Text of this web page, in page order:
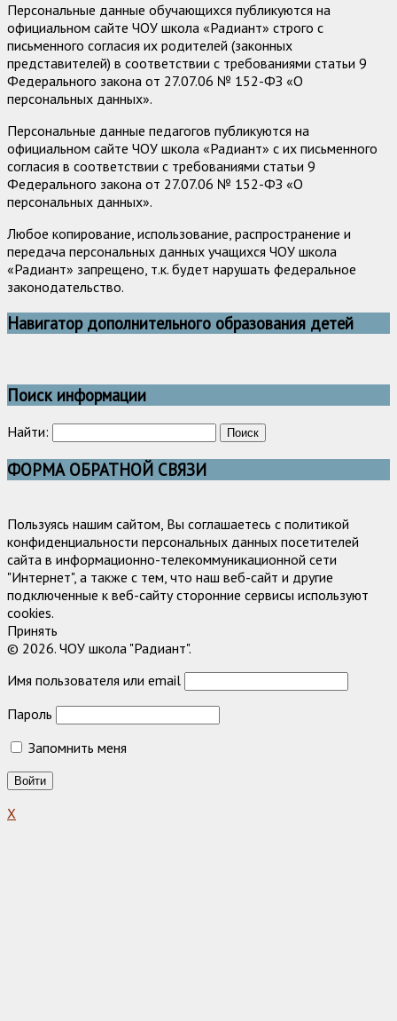
Персональные данные обучающихся публикуются на
официальном сайте ЧОУ школа «Радиант» строго с
письменного согласия их родителей (законных
представителей) в соответствии с требованиями статьи 9
Федерального закона от 27.07.06 № 152-ФЗ «О
персональных данных».
Персональные данные педагогов публикуются на
официальном сайте ЧОУ школа «Радиант» с их письменного
согласия в соответствии с требованиями статьи 9
Федерального закона от 27.07.06 № 152-ФЗ «О
персональных данных».
Любое копирование, использование, распространение и
передача персональных данных учащихся ЧОУ школа
«Радиант» запрещено, т.к. будет нарушать федеральное
законодательство.
Навигатор дополнительного образования детей
Поиск информации
Найти:
ФОРМА ОБРАТНОЙ СВЯЗИ
Пользуясь нашим сайтом, Вы соглашаетесь с политикой
конфиденциальности персональных данных посетителей
сайта в информационно-телекоммуникационной сети
"Интернет", а также с тем, что наш веб-сайт и другие
подключенные к веб-сайту сторонние сервисы используют
cookies.
Принять
© 2026. ЧОУ школа "Радиант".
Имя пользователя или email
Пароль
Запомнить меня
X